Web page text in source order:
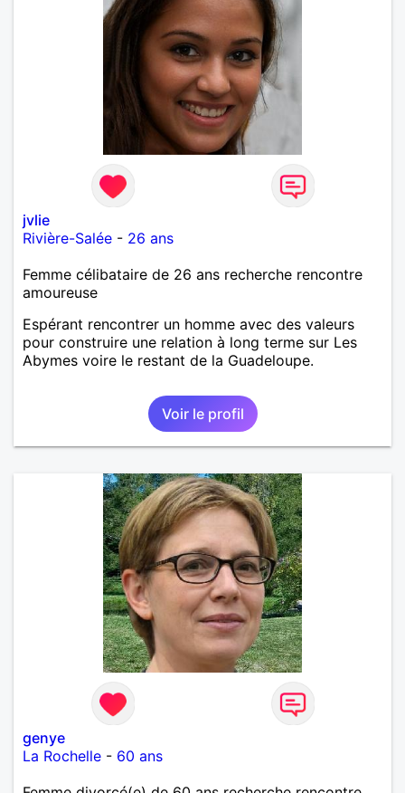
jvlie
Rivière-Salée - 26 ans
Femme célibataire de 26 ans recherche rencontre
amoureuse
Espérant rencontrer un homme avec des valeurs
pour construire une relation à long terme sur Les
Abymes voire le restant de la Guadeloupe.
Voir le profil
genye
La Rochelle - 60 ans